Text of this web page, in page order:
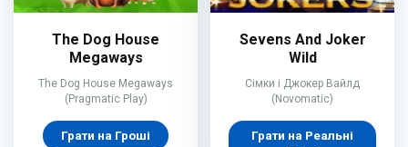
The Dog House
Megaways
The Dog House Megaways
(Pragmatic Play)
Грати на Гроші
Sevens And Joker
Wild
Сімки і Джокер Вайлд
(Novomatic)
Грати на Реальні